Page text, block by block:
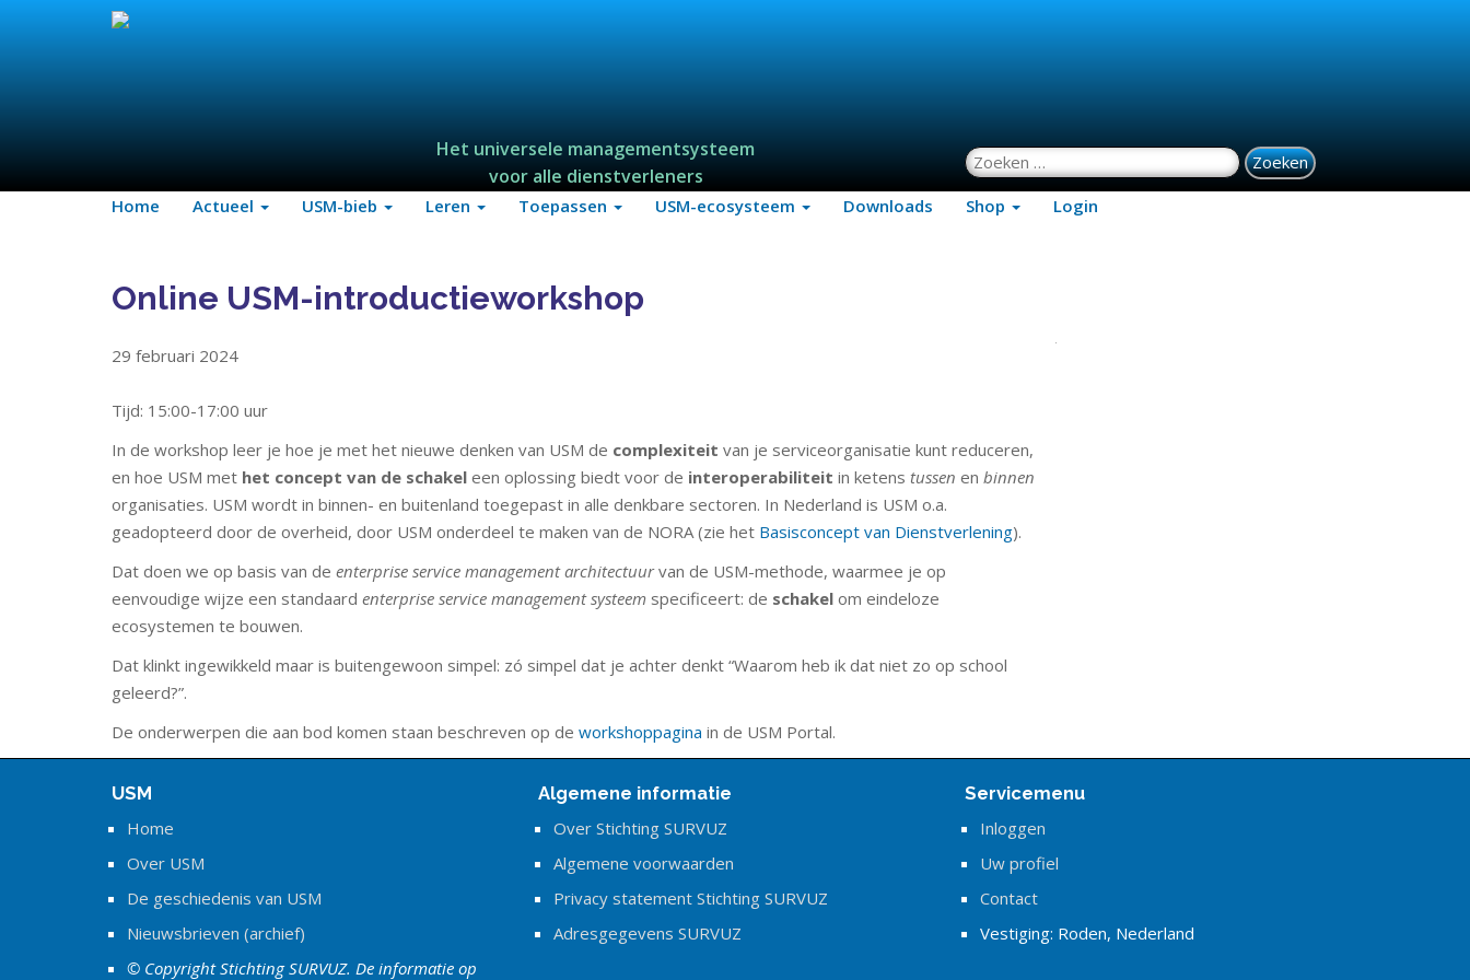
Het universele managementsysteem
voor alle dienstverleners
Zoeken naar:
Home Actueel USM-bieb Leren Toepassen USM-ecosysteem Downloads Shop Login
Online USM-introductieworkshop
29 februari 2024
Tijd: 15:00-17:00 uur
In de workshop leer je hoe je met het nieuwe denken van USM de complexiteit van je serviceorganisatie kunt reduceren,
en hoe USM met het concept van de schakel een oplossing biedt voor de interoperabiliteit in ketens tussen en binnen
organisaties. USM wordt in binnen- en buitenland toegepast in alle denkbare sectoren. In Nederland is USM o.a.
geadopteerd door de overheid, door USM onderdeel te maken van de NORA (zie het Basisconcept van Dienstverlening).
Dat doen we op basis van de enterprise service management architectuurvan de USM-methode, waarmee je op
eenvoudige wijze een standaard enterprise service management systeem specificeert: de schakel om eindeloze
ecosystemen te bouwen.
Dat klinkt ingewikkeld maar is buitengewoon simpel: zó simpel dat je achter denkt “Waarom heb ik dat niet zo op school
geleerd?”.
De onderwerpen die aan bod komen staan beschreven op de workshoppagina in de USM Portal.
USM
Home
Over USM
De geschiedenis van USM
Nieuwsbrieven (archief)
© Copyright Stichting SURVUZ. De informatie op
Algemene informatie
Over Stichting SURVUZ
Algemene voorwaarden
Privacy statement Stichting SURVUZ
Adresgegevens SURVUZ
Servicemenu
Inloggen
Uw profiel
Contact
Vestiging: Roden, Nederland